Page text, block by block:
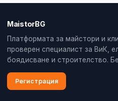
MaistorBG
Платформата за майстори и
проверен специалист за ВиК,
боядисване и строителство.
Регистрация